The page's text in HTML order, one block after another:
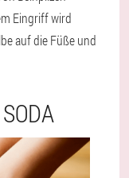
Eingriff wird
auf die Füße und